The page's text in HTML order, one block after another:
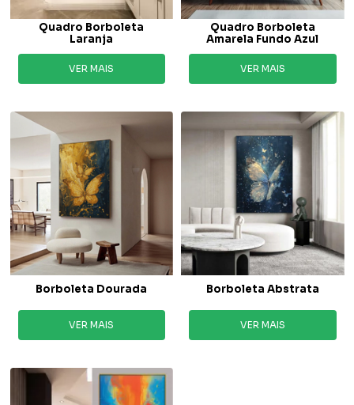
Quadro Borboleta
Laranja
VER MAIS
Quadro Borboleta
Amarela Fundo Azul
VER MAIS
Borboleta Dourada
VER MAIS
Borboleta Abstrata
VER MAIS